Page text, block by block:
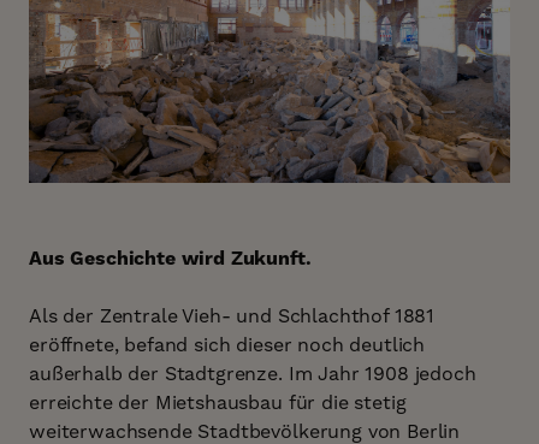
Aus Geschichte wird Zukunft.
Als der Zentrale Vieh- und Schlachthof 1881
eröffnete, befand sich dieser noch deutlich
außerhalb der Stadtgrenze. Im Jahr 1908 jedoch
erreichte der Mietshausbau für die stetig
weiterwachsende Stadtbevölkerung von Berlin